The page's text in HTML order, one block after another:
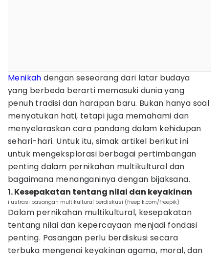
Menikah dengan seseorang dari latar budaya
yang berbeda berarti memasuki dunia yang
penuh tradisi dan harapan baru. Bukan hanya soal
menyatukan hati, tetapi juga memahami dan
menyelaraskan cara pandang dalam kehidupan
sehari-hari. Untuk itu, simak artikel berikut ini
untuk mengeksplorasi berbagai pertimbangan
penting dalam pernikahan multikultural dan
bagaimana menanganinya dengan bijaksana.
1. Kesepakatan tentang nilai dan keyakinan
ilustrasi pasangan multikultural berdiskusi (freepik.com/freepik)
Dalam pernikahan multikultural, kesepakatan
tentang nilai dan kepercayaan menjadi fondasi
penting. Pasangan perlu berdiskusi secara
terbuka mengenai keyakinan agama, moral, dan